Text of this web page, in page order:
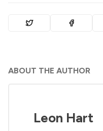
ABOUT THE AUTHOR
Leon Hart